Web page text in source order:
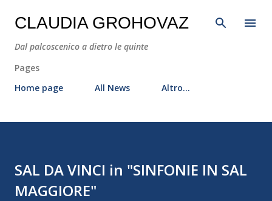
Passa ai contenuti principali
CLAUDIA GROHOVAZ
Dal palcoscenico a dietro le quinte
Pages
Home page
All News Altro…
SAL DA VINCI in "SINFONIE IN SAL
MAGGIORE"